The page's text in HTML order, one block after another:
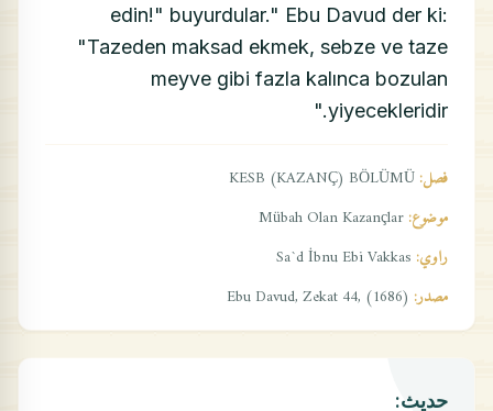
edin!" buyurdular." Ebu Davud der ki:
"Tazeden maksad ekmek, sebze ve taze
meyve gibi fazla kalınca bozulan
yiyecekleridir."
فصل:
موضوع:
راوي:
مصدر:
حديث: